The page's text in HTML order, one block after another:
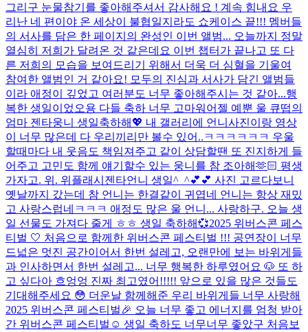
그리구 눈물참기를 좋아해주셔서 감사해요 ! 계속 힘내요 우
리 난 네 편이야 온 세상이 불협일지라도 쇼케이스 끝!!! 멤버들
의 서사를 담은 한 페이지의 완성인 이번 앨범... 오늘까지 정말
열심히 저희가 달려온 것 같은데요 이번 챕터가 끝나고 또 다
른 저희의 모습을 보여드리기 위해서 더욱 더 심혈을 기울여
참여한 앨범인 거 같아요! 모두의 진심과 서사가 담긴 앨범들
이라 애정이 깊었고 여러분도 너무 좋아해주시는 것 같아...행
복한 생일이었오용 다들 축하 너무 고마워어 젤 예뿐 울 큐떱의
엄마 젠타웅니 생일축하해💖 내 갤러리에 언니사진이랑 영상
이 너무 많은데 다 우리끼리만 볼수 있어..ㅋㅋㅋㅋㅋㅋ 우울
할때마다 내 웃음도 책임져주고 같이 상담할땐 또 진지하게 들
어주고 고민도 함께 얘기할수 있는 웅니를 참 조아해🫶🏻 평생
가자고. 위. 위플래시 젠타언니 생일^_^💕💕 사진 고르다보니
옛날까지 갔는데 참 언니는 한결같이 귀엽네 언니는 항상 재밌
고 사랑스럽네ㅋㅋㅋ 애정도 많은 울 언니... 사랑하구. 오늘 생
일 선물도 가져다 줄게 ㅎㅎ 생일 축하해💞2025 위버스콘 페스
티벌 🤍 처음으로 함께한 위버스콘 페스티벌 !!! 공연장이 너무
드넓은 멋진 공간이어서 한번 설레고, 오랜만에 보는 바위게들
과 인사하면서 한번 설레고... 너무 행복한 하루였어요 🐶 또 하
고 싶다아 흐엉엉 진짜 최고였어!!!!! 앞으로 있을 많은 것들도
기대해주세요 😳 더운날 함께해준 우리 바위게들 너무 사랑해
2025 위버스콘 페스티벌🎉 오늘 너무 좋고 에너지를 엄청 받아
간 위버스콘 페스티벌☺️ 생일 축하도 너무너무 좋았구 처음보